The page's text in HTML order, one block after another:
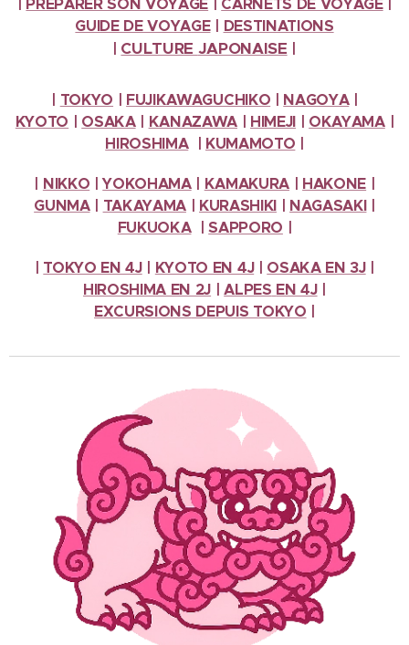
PRÉPARER SON VOYAGE CARNETS DE VOYAGE|
GUIDE DE VOYAGE| DESTINATIONS
CULTURE JAPONAISE |
TOKYO FUJIKAWAGUCHIKO NAGOYA|
KYOTO
OSAKA| KANAZAWA HIMEJI OKAYAMA|
HIROSHIMA| KUMAMOTO
NIKKO |YOKOHAMA| KAMAKURA HAKONE
GUNMA| TAKAYAMA| KURASHIKI NAGASAKI|
FUKUOKA|SAPPORO
TOKYO EN 4J KYOTO EN 4J OSAKA EN 3J
HIROSHIMA EN 2J
|ALPES EN 4J
EXCURSIONS DEPUIS TOKYO